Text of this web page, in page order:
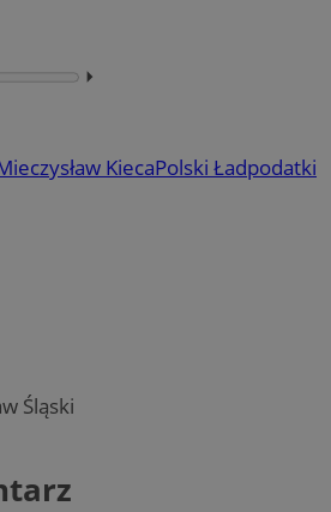
⏵︎
KiecaPolski Ładpodatki
Śląski